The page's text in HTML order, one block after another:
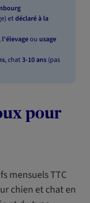
etdéclaré à la
l'élevageou usage
, chat3-10 ans(pas
pour
mensuels TTC
chien et chat en